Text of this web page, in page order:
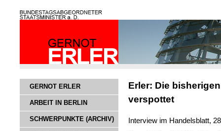
GERNOT ERLER
ARBEIT IN BERLIN
SCHWERPUNKTE (ARCHIV)
Erler: Die
verspottet
Interview im Handelsblatt,